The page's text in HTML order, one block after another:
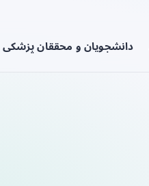
دانشجویان و محققان پزشکی